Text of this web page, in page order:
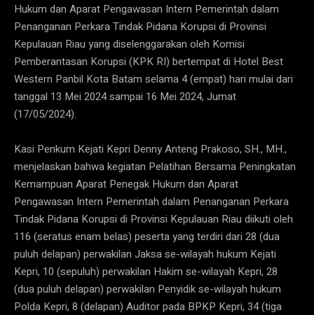
Hukum dan Aparat Pengawasan Intern Pemerintah dalam
Penanganan Perkara Tindak Pidana Korupsi di Provinsi
Kepulauan Riau yang diselenggarakan oleh Komisi
Pemberantasan Korupsi (KPK RI) bertempat di Hotel Best
Western Panbil Kota Batam selama 4 (empat) hari mulai dari
tanggal 13 Mei 2024 sampai 16 Mei 2024, Jumat
(17/05/2024).
Kasi Penkum Kejati Kepri Denny Anteng Prakoso, SH., MH.,
menjelaskan bahwa kegiatan Pelatihan Bersama Peningkatan
Kemampuan Aparat Penegak Hukum dan Aparat
Pengawasan Intern Pemerintah dalam Penanganan Perkara
Tindak Pidana Korupsi di Provinsi Kepulauan Riau diikuti oleh
116 (seratus enam belas) peserta yang terdiri dari 28 (dua
puluh delapan) perwakilan Jaksa se-wilayah hukum Kejati
Kepri, 10 (sepuluh) perwakilan Hakim se-wilayah Kepri, 28
(dua puluh delapan) perwakilan Penyidik se-wilayah hukum
Polda Kepri, 8 (delapan) Auditor pada BPKP Kepri, 34 (tiga